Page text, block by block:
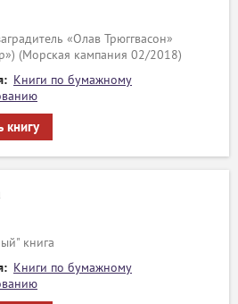
«Олав Трюггвасон»
(Морская кампания 02/2018)
Книги по бумажному
книгу
книга
Книги по бумажному